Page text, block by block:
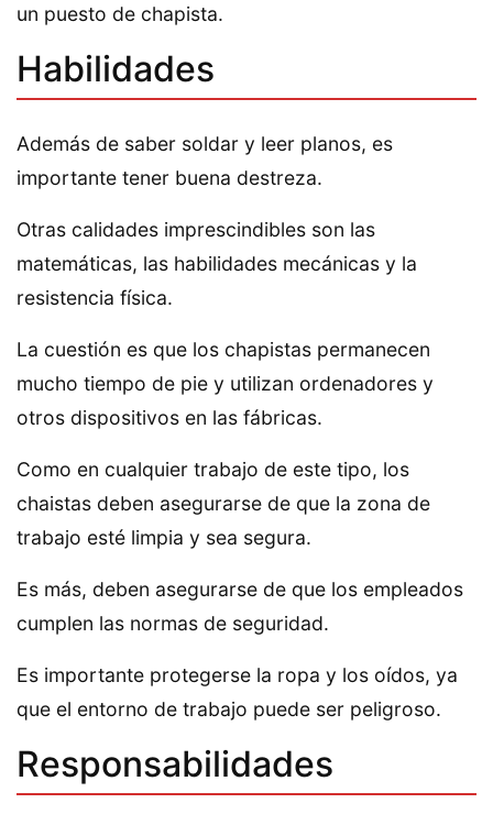
un puesto de chapista.
Habilidades
Además de saber soldar y leer planos, es
importante tener buena destreza.
Otras calidades imprescindibles son las
matemáticas, las habilidades mecánicas y la
resistencia física.
La cuestión es que los chapistas permanecen
mucho tiempo de pie y utilizan ordenadores y
otros dispositivos en las fábricas.
Como en cualquier trabajo de este tipo, los
chaistas deben asegurarse de que la zona de
trabajo esté limpia y sea segura.
Es más, deben asegurarse de que los empleados
cumplen las normas de seguridad.
Es importante protegerse la ropa y los oídos, ya
que el entorno de trabajo puede ser peligroso.
Responsabilidades